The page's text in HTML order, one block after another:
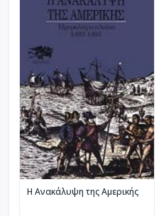
Η Ανακάλυψη της Αμερικής